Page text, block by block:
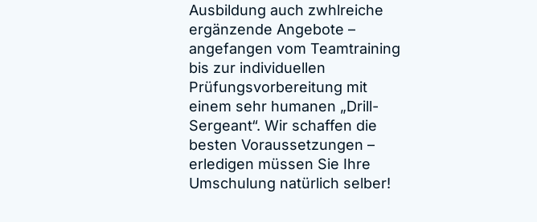
Ausbildung auch zwhlreiche
ergänzende Angebote –
angefangen vom Teamtraining
bis zur individuellen
Prüfungsvorbereitung mit
einem sehr humanen „Drill-
Sergeant“. Wir schaffen die
besten Voraussetzungen –
erledigen müssen Sie Ihre
Umschulung natürlich selber!